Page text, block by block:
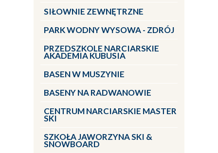
SIŁOWNIE ZEWNĘTRZNE
PARK WODNY WYSOWA - ZDRÓJ
PRZEDSZKOLE NARCIARSKIE
AKADEMIA KUBUSIA
BASEN W MUSZYNIE
BASENY NA RADWANOWIE
CENTRUM NARCIARSKIE MASTER
SKI
SZKOŁA JAWORZYNA SKI &
SNOWBOARD